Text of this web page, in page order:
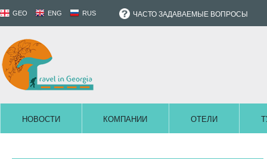
GEO ENG RUS ЧАСТО ЗАДАВАЕМЫЕ ВОПРОСЫ
НОВОСТИ КОМПАНИИ ОТЕЛИ